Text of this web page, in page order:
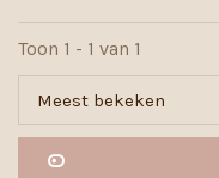
Toon 1 - 1 van 1
Meest bekeken